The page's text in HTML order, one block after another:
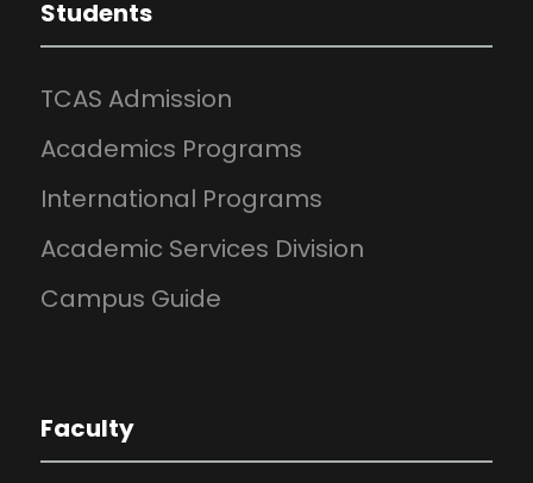
Students
TCAS Admission
Academics Programs
International Programs
Academic Services Division
Campus Guide
Faculty